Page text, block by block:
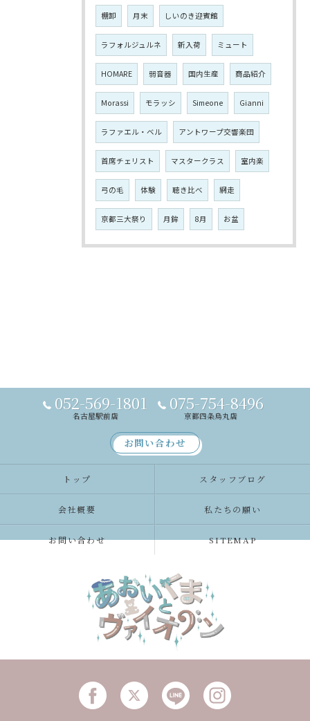
棚卸 月末 しいのき迎賓館
ラフォルジュルネ 新入荷 ミュート
HOMARE 弱音器 国内生産 商品紹介
Morassi モラッシ Simeone Gianni
ラファエル・ベル アントワープ交響楽団
首席チェリスト マスタークラス 室内楽
弓の毛 体験 聴き比べ 網走
京都三大祭り 月鉾 8月 お盆
052-569-1801
名古屋駅前店
075-754-8496
京都四条烏丸店
お問い合わせ
トップ スタッフブログ
会社概要 私たちの願い
お問い合わせ SITEMAP